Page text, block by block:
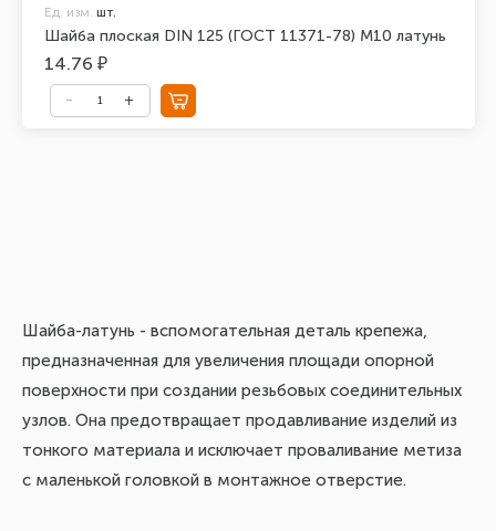
Шайба плоская DIN 125 (ГОСТ 11371-78) М10 латунь
Ед. изм. шт.
14.76 ₽
Шайба-латунь - вспомогательная деталь крепежа,
предназначенная для увеличения площади опорной
поверхности при создании резьбовых соединительных
узлов. Она предотвращает продавливание изделий из
тонкого материала и исключает проваливание метиза
с маленькой головкой в монтажное отверстие.